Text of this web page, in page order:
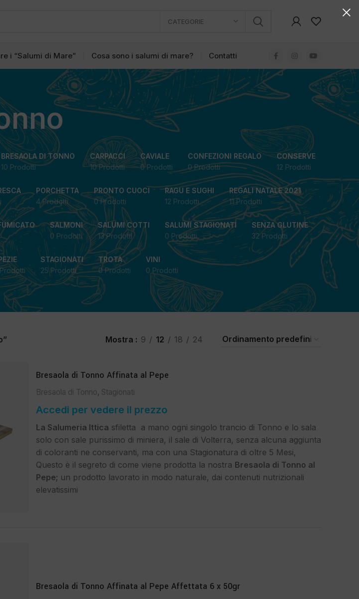
CATEGORIE
i “Salumi di Mare” Cosa sono i salumi di mare? Contatti
BRESAOLA DI TONNO
10 Prodotti
CARPACCI
10 Prodotti
CAVIALE
0 Prodotti
CONFEZIONI REGALO
0 Prodotti
CONSERVE
12 Prodotti
PORCHETTA
4 Prodotti
PRONTO CUOCI
0 Prodotti
RAGU E SUGHI
12 Prodotti
REGALI NATALE 2021
11 Prodotti
SALMONI
0 Prodotti
SALUMI COTTI
13 Prodotti
SALUMI STAGIONATI
0 Prodotti
SENZA GLUTINE
32 Prodotti
STAGIONATI
25 Prodotti
TROTA
0 Prodotti
VINI
0 Prodotti
Mostra 9 12 18 24
Bresaola di Tonno Affinata al Pepe
Bresaola di Tonno, Stagionati
Accedi per vedere il prezzo
La Salumeria Ittica sfiletta a mano ogni singolo trancio di Tonno e lo sala
solo con sale purissimo di miniera, il sale di Volterra, senza alcuna aggiunta
di coloranti ne conservanti, ma con una Stagionatura di oltre 5 Mesi,
Questo è il segreto di come viene prodotta la nostra Bresaola di Tonno al
Pepe; un prodotto lavorato in modo naturale, dai contenuti nutrizionali
elevatissimi
Bresaola di Tonno Affinata al Pepe Affettata 6 x 50gr